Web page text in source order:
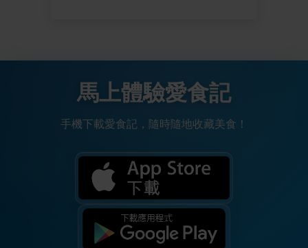
馬上體驗愛食記
手機下載愛食記，隨時隨地收藏美食！